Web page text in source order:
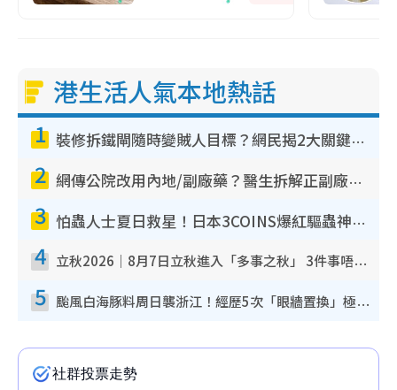
港生活人氣本地熱話
1 裝修拆鐵閘隨時變賊人目標？網民揭2大關鍵用途：裝新式等於白裝？附新舊鐵閘分別
2 網傳公院改用內地/副廠藥？醫生拆解正副廠分別 揭4類人換藥隨時出事
3 怕蟲人士夏日救星！日本3COINS爆紅驅蟲神器$45起 1招「全程免觸碰」輕鬆搞定小強
4 立秋2026｜8月7日立秋進入「多事之秋」 3件事唔做得！專家教6招開運 清枱頭／銀包納氣接好運
5 颱風白海豚料周日襲浙江！經歷5次「眼牆置換」極罕見 成登陸內地最長途颱風